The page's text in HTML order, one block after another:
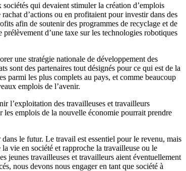
qui devaient stimuler la création d’emplois
d’actions ou en profitaient pour investir dans des
afin de soutenir des programmes de recyclage et de
d’une taxe sur les technologies robotiques
une stratégie nationale de développement des
sont des partenaires tout désignés pour ce qui est de la
parmi les plus complets au pays, et comme beaucoup
emplois de l’avenir.
l’exploitation des travailleuses et travailleurs
les emplois de la nouvelle économie pourrait prendre
le futur. Le travail est essentiel pour le revenu, mais
vie en société et rapproche la travailleuse ou le
jeunes travailleuses et travailleurs aient éventuellement
nous devons nous engager en tant que société à